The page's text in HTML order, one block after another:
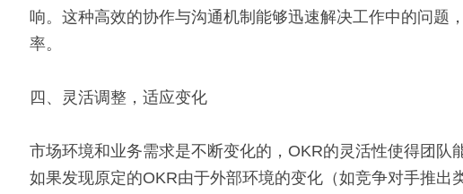
响。这种高效的协作与沟通机制能够迅速解决工作中的问题
率。
四、灵活调整，适应变化
市场环境和业务需求是不断变化的，OKR的灵活性使得团队
如果发现原定的OKR由于外部环境的变化（如竞争对手推出